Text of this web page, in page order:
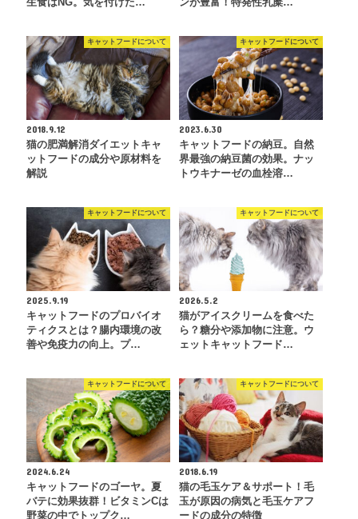
生食はNG。気を付けた…
ンが豊富！特発性乳糜…
キャットフードについて
2018.9.12
猫の肥満解消ダイエットキャ
ットフードの成分や原材料を
解説
キャットフードについて
2023.6.30
キャットフードの納豆。自然
界最強の納豆菌の効果。ナッ
トウキナーゼの血栓溶…
キャットフードについて
2025.9.19
キャットフードのプロバイオ
ティクスとは？腸内環境の改
善や免疫力の向上。プ…
キャットフードについて
2026.5.2
猫がアイスクリームを食べた
ら？糖分や添加物に注意。ウ
ェットキャットフード…
キャットフードについて
2024.6.24
キャットフードのゴーヤ。夏
バテに効果抜群！ビタミンCは
野菜の中でトップク…
キャットフードについて
2018.6.19
猫の毛玉ケア＆サポート！毛
玉が原因の病気と毛玉ケアフ
ードの成分の特徴